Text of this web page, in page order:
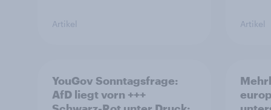
Artikel Artikel
YouGov Sonntagsfrage:
AfD liegt vorn +++